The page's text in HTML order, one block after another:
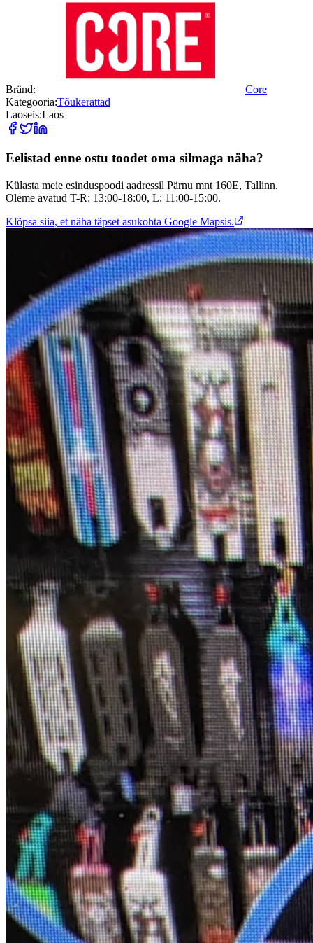
Bränd:
Core
Kategooria:Tõukerattad
Laoseis:Laos
Eelistad enne ostu toodet oma silmaga näha?
Külasta meie esinduspoodi aadressil Pärnu mnt 160E, Tallinn.
Oleme avatud T-R: 13:00-18:00, L: 11:00-15:00.
Klõpsa siia, et näha täpset asukohta Google Mapsis.